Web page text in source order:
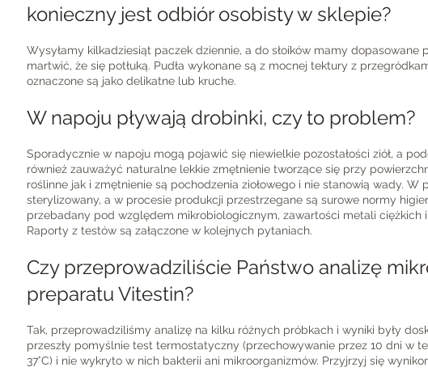
konieczny jest odbiór osobisty w sklepie?
Wysyłamy kilkadziesiąt paczek dziennie, a do słoików mamy dopasowane
martwić, że się potłuką. Pudła wykonane są z mocnej tektury z
oznaczone są jako delikatne lub kruche.
W napoju pływają drobinki, czy to problem?
Sporadycznie w napoju mogą pojawić się niewielkie pozostałości ziół, a
również zauważyć naturalne lekkie zmętnienie tworzące się przy
roślinne jak i zmętnienie są pochodzenia ziołowego i nie stanowią wady. W
sterylizowany, a w procesie produkcji przestrzegane są surowe normy
przebadany pod względem mikrobiologicznym, zawartości metali ciężkich
Raporty z testów są załączone w kolejnych pytaniach.
Czy przeprowadziliście Państwo analizę
preparatu Vitestin?
Tak, przeprowadziliśmy analizę na kilku różnych próbkach i wyniki były
przeszły pomyślnie test termostatyczny (przechowywanie przez 10 dni w
37°C) i nie wykryto w nich bakterii ani mikroorganizmów. Przyjrzyj się